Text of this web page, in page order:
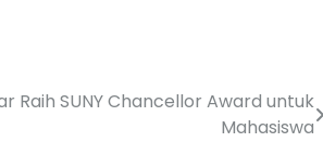
Raih SUNY Chancellor Award untuk
Mahasiswa